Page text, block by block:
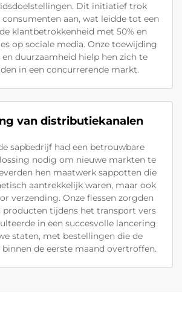
Dit initiatief trok
aan, wat leidde tot een
klantbetrokkenheid met 50% en
op sociale media. Onze toewijding
duurzaamheid hielp hen zich te
in een concurrerende markt.
van distributiekanalen
sapbedrijf had een betrouwbare
nodig om nieuwe markten te
hen maatwerk sappotten die
aantrekkelijk waren, maar ook
verzending. Onze flessen zorgden
tijdens het transport vers
in een succesvolle lancering
staten, met bestellingen die de
de eerste maand overtroffen.